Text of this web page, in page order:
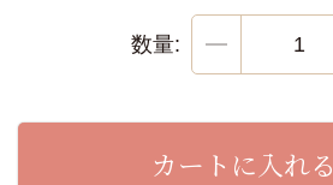
カートに入れる